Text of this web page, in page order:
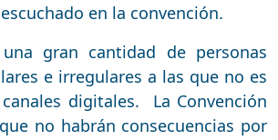
en la convención.
gran cantidad de personas
e irregulares a las que no es
digitales. La Convención
no habrán consecuencias por